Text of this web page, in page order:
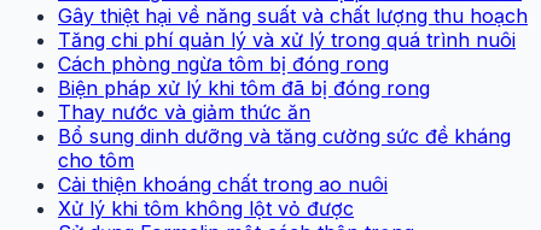
Gây thiệt hại về năng suất và chất lượng thu hoạch
Tăng chi phí quản lý và xử lý trong quá trình nuôi
Cách phòng ngừa tôm bị đóng rong
Biện pháp xử lý khi tôm đã bị đóng rong
Thay nước và giảm thức ăn
Bổ sung dinh dưỡng và tăng cường sức đề kháng
cho tôm
Cải thiện khoáng chất trong ao nuôi
Xử lý khi tôm không lột vỏ được